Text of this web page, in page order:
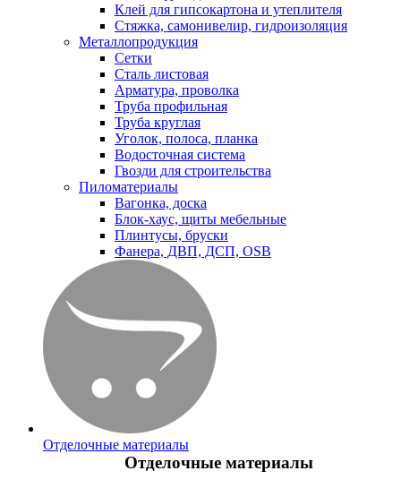
Клей для гипсокартона и утеплителя
Стяжка, самонивелир, гидроизоляция
Металлопродукция
Сетки
Сталь листовая
Арматура, проволка
Труба профильная
Труба круглая
Уголок, полоса, планка
Водосточная система
Гвозди для строительства
Пиломатериалы
Вагонка, доска
Блок-хаус, щиты мебельные
Плинтусы, бруски
Фанера, ДВП, ДСП, OSB
Отделочные материалы
Отделочные материалы